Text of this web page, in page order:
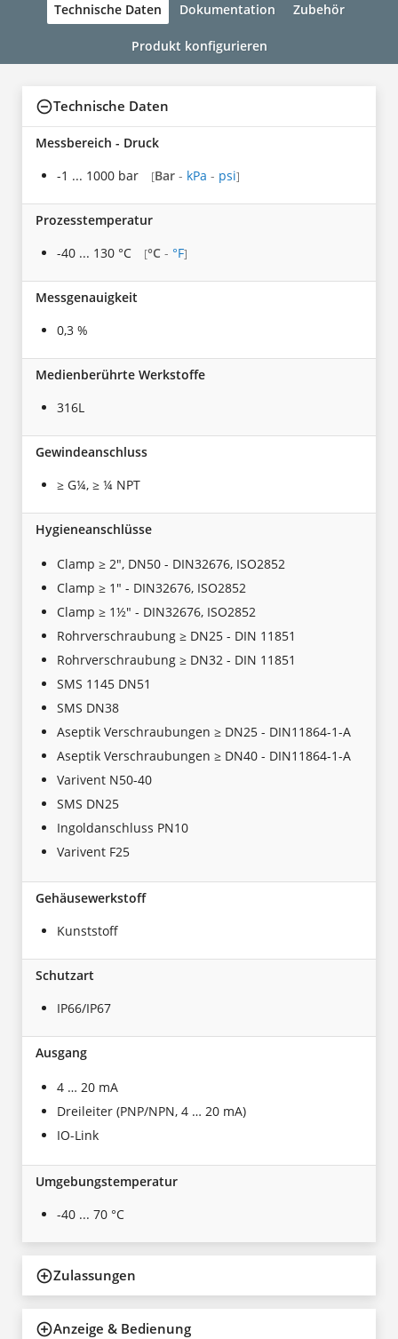
Technische Daten Dokumentation Zubehör
Produkt konfigurieren
Technische Daten
Messbereich - Druck
-1 ... 1000 bar
[Bar - kPa - psi]
Prozesstemperatur
-40 ... 130 °C
[°C - °F]
Messgenauigkeit
0,3 %
Medienberührte Werkstoffe
316L
Gewindeanschluss
≥ G¼, ≥ ¼ NPT
Hygieneanschlüsse
Clamp ≥ 2", DN50 - DIN32676, ISO2852
Clamp ≥ 1" - DIN32676, ISO2852
Clamp ≥ 1½" - DIN32676, ISO2852
Rohrverschraubung ≥ DN25 - DIN 11851
Rohrverschraubung ≥ DN32 - DIN 11851
SMS 1145 DN51
SMS DN38
Aseptik Verschraubungen ≥ DN25 - DIN11864-1-A
Aseptik Verschraubungen ≥ DN40 - DIN11864-1-A
Varivent N50-40
SMS DN25
Ingoldanschluss PN10
Varivent F25
Gehäusewerkstoff
Kunststoff
Schutzart
IP66/IP67
Ausgang
4 … 20 mA
Dreileiter (PNP/NPN, 4 … 20 mA)
IO-Link
Umgebungstemperatur
-40 ... 70 °C
Zulassungen
Anzeige & Bedienung